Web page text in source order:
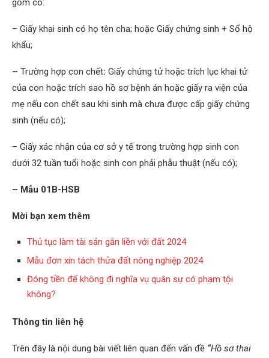
gồm có:
– Giấy khai sinh có họ tên cha; hoặc Giấy chứng sinh + Sổ hộ
khẩu;
– Trường hợp con chết: Giấy chứng tử hoặc trích lục khai tử
của con hoặc trích sao hồ sơ bệnh án hoặc giấy ra viện của
mẹ nếu con chết sau khi sinh mà chưa được cấp giấy chứng
sinh (nếu có);
– Giấy xác nhận của cơ sở y tế trong trường hợp sinh con
dưới 32 tuần tuổi hoặc sinh con phải phẫu thuật (nếu có);
– Mẫu 01B-HSB
Mời bạn xem thêm
Thủ tục làm tài sản gắn liền với đất 2024
Mẫu đơn xin tách thửa đất nông nghiệp 2024
Đóng tiền để không đi nghĩa vụ quân sự có phạm tội
không?
Thông tin liên hệ
Trên đây là nội dung bài viết liên quan đến vấn đề “Hồ sơ thai